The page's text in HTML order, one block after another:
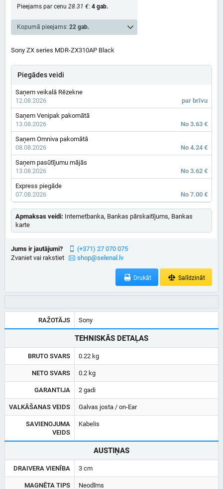
Pieejams par cenu 28.31 €: 4 gab.
Kopumā pieejams: 22 gab.
Sony ZX series MDR-ZX310AP Black
Piegādes veidi
Saņem veikalā Rēzekne
12.08.2026
par brīvu
Saņem Venipak pakomātā
13.08.2026
No 3.63 €
Saņem Omniva pakomātā
08.08.2026
No 4.24 €
Saņem pasūtījumu mājās
13.08.2026
No 3.62 €
Express piegāde
07.08.2026
No 7.00 €
Apmaksas veidi: Internetbanka, Bankas pārskaitījums, Bankas
karte
Jums ir jautājumi?
Zvaniet vai rakstiet
(+371) 27 070 075
shop@selenal.lv
Drukāt Salīdzināt
RAŽOTĀJS Sony
TEHNISKĀS DETAĻAS
BRUTO SVARS 0.22 kg
NETO SVARS 0.2 kg
GARANTIJA 2 gadi
VALKĀŠANAS VEIDS Galvas josta / on-Ear
SAVIENOJUMA
VEIDS
Kabelis
AUSTIŅAS
DRAIVERA VIENĪBA 3 cm
MAGNĒTA TIPS Neodīms